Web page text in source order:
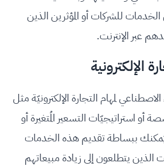
للشركات أو المؤثرين الذين
عبر الإنترنت.
الإلكترونية
لمهام التجارة الإلكترونيّة مثل
أو استراتيجيّات التسعير المُتغيرة أو
ببساطة تقديم هذه الخدمات
الذين يتطلعون إلى زيادة مبيعاتهم